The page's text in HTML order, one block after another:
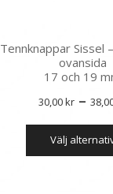
Tennknappar Sissel
ovansida
17 och 19
30,00kr –
välj